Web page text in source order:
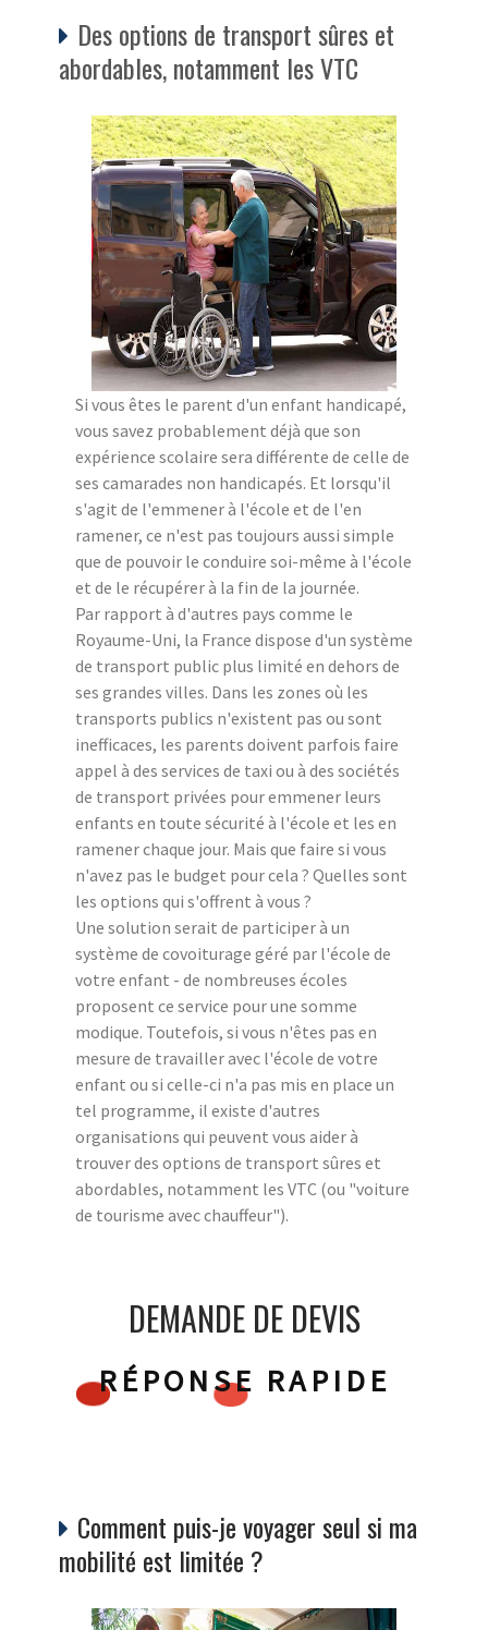
Des options de transport sûres et
abordables, notamment les VTC
Si vous êtes le parent d'un enfant handicapé,
vous savez probablement déjà que son
expérience scolaire sera différente de celle de
ses camarades non handicapés. Et lorsqu'il
s'agit de l'emmener à l'école et de l'en
ramener, ce n'est pas toujours aussi simple
que de pouvoir le conduire soi-même à l'école
et de le récupérer à la fin de la journée.
Par rapport à d'autres pays comme le
Royaume-Uni, la France dispose d'un système
de transport public plus limité en dehors de
ses grandes villes. Dans les zones où les
transports publics n'existent pas ou sont
inefficaces, les parents doivent parfois faire
appel à des services de taxi ou à des sociétés
de transport privées pour emmener leurs
enfants en toute sécurité à l'école et les en
ramener chaque jour. Mais que faire si vous
n'avez pas le budget pour cela ? Quelles sont
les options qui s'offrent à vous ?
Une solution serait de participer à un
système de covoiturage géré par l'école de
votre enfant - de nombreuses écoles
proposent ce service pour une somme
modique. Toutefois, si vous n'êtes pas en
mesure de travailler avec l'école de votre
enfant ou si celle-ci n'a pas mis en place un
tel programme, il existe d'autres
organisations qui peuvent vous aider à
trouver des options de transport sûres et
abordables, notamment les VTC (ou "voiture
de tourisme avec chauffeur").
DEMANDE DE DEVIS
RÉPONSE RAPIDE
Comment puis-je voyager seul si ma
mobilité est limitée ?